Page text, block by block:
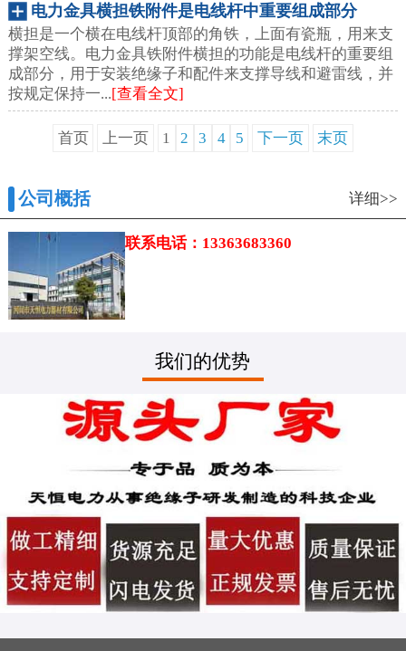
电力金具横担铁附件是电线杆中重要组成部分
横担是一个横在电线杆顶部的角铁，上面有瓷瓶，用来支
撑架空线。电力金具铁附件横担的功能是电线杆的重要组
成部分，用于安装绝缘子和配件来支撑导线和避雷线，并
按规定保持一...[查看全文]
首页 上一页 1 2 3 4 5 下一页 末页
公司概括 详细>>
联系电话：13363683360
我们的优势